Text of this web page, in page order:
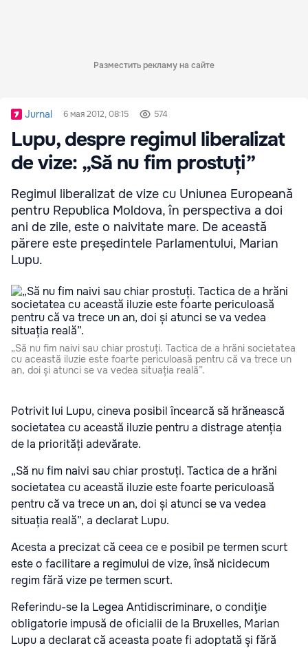
Разместить рекламу на сайте
Jurnal 6 мая 2012, 08:15 574
Lupu, despre regimul liberalizat
de vize: „Să nu fim prostuți”
Regimul liberalizat de vize cu Uniunea Europeană
pentru Republica Moldova, în perspectiva a doi
ani de zile, este o naivitate mare. De această
părere este președintele Parlamentului, Marian
Lupu.
„Să nu fim naivi sau chiar prostuți. Tactica de a hrăni societatea
cu această iluzie este foarte periculoasă pentru că va trece un
an, doi și atunci se va vedea situația reală”.
Potrivit lui Lupu, cineva posibil încearcă să hrănească
societatea cu această iluzie pentru a distrage atenția
de la priorități adevărate.
„Să nu fim naivi sau chiar prostuți. Tactica de a hrăni
societatea cu această iluzie este foarte periculoasă
pentru că va trece un an, doi și atunci se va vedea
situația reală”, a declarat Lupu.
Acesta a precizat că ceea ce e posibil pe termen scurt
este o facilitare a regimului de vize, însă nicidecum
regim fără vize pe termen scurt.
Referindu-se la Legea Antidiscriminare, o condiţie
obligatorie impusă de oficialii de la Bruxelles, Marian
Lupu a declarat că aceasta poate fi adoptată şi fără